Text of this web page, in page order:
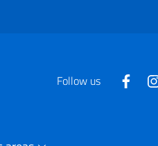
Follow us